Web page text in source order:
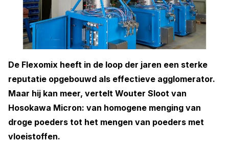
De Flexomix heeft in de loop der jaren een sterke
reputatie opgebouwd als effectieve agglomerator.
Maar hij kan meer, vertelt Wouter Sloot van
Hosokawa Micron: van homogene menging van
droge poeders tot het mengen van poeders met
vloeistoffen.